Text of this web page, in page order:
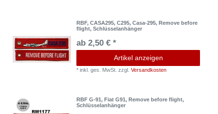
RBF, CASA295, C295, Casa-295, Remove before
flight, Schlüsselanhänger
ab 2,50 € *
Artikel anzeigen
*inkl. ges. MwSt. zzgl.Versandkosten
RBF G-91, Fiat G91, Remove before flight,
Schlüsselanhänger